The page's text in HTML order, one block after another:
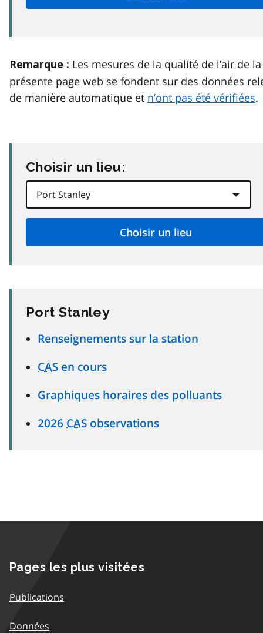
Remarque : Les mesures de la qualité de l’air de la
présente page web se fondent sur des données
de manière automatique et n’ont pas été vérifiées.
Choisir un lieu:
Port Stanley
Renseignements sur la station
CAS en cours
Graphiques horaires des polluants
2026 CAS observations
Pages les plus visitées
Publications
Données